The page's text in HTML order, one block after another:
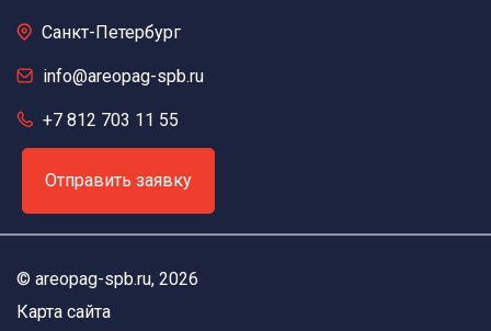
Санкт-Петербург
info@areopag-spb.ru
+7 812 703 11 55
Отправить заявку
© areopag-spb.ru, 2026
Карта сайта